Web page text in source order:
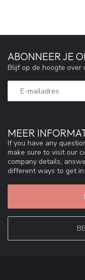
MEER
If you have any
make sure to visit our
company details,
different ways to get
ABONNEER JE
Blijf op de hoogte over